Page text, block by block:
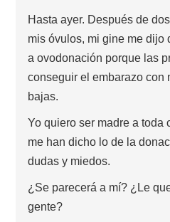
Hasta ayer. Después de
mis óvulos, mi gine me dijo
a ovodonación porque las
conseguir el embarazo con
bajas.
Yo quiero ser madre a toda
me han dicho lo de la
dudas y miedos.
¿Se parecerá a mí? ¿Le
gente?